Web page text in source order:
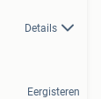
Details
Eergisteren